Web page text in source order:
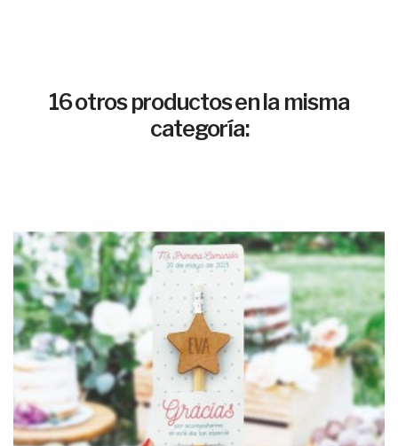
16 otros productos en la misma
categoría: